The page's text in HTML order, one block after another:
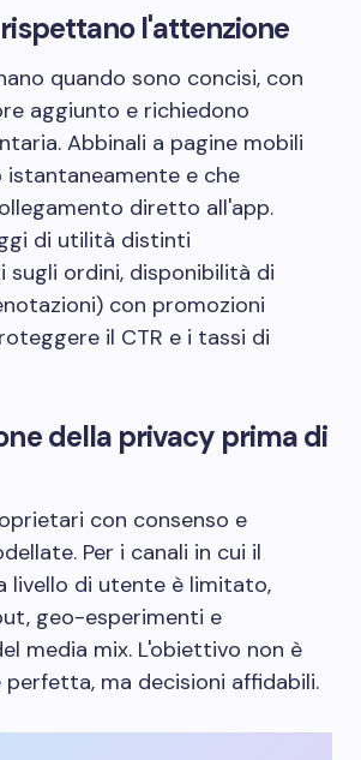
rispettano l'attenzione
quando sono concisi, con
aggiunto e richiedono
Abbinali a pagine mobili
istantaneamente e che
diretto all'app.
di utilità distinti
sugli ordini, disponibilità di
con promozioni
il CTR e i tassi di
della privacy prima di
con consenso e
Per i canali in cui il
livello di utente è limitato,
geo-esperimenti e
media mix. L'obiettivo non è
ma decisioni affidabili.